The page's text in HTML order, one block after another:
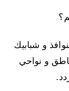
و شبابيك
و نواحي